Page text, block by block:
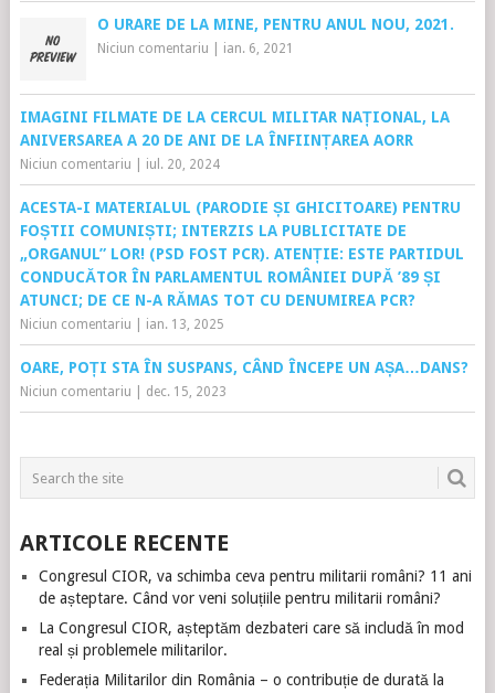
O URARE DE LA MINE, PENTRU ANUL NOU, 2021.
Niciun comentariu ian. 6, 2021
IMAGINI FILMATE DE LA CERCUL MILITAR NAȚIONAL, LA
ANIVERSAREA A 20 DE ANI DE LA ÎNFIINȚAREA AORR
Niciun comentariu iul. 20, 2024
ACESTA-I MATERIALUL (PARODIE ȘI GHICITOARE) PENTRU
FOȘTII COMUNIȘTI; INTERZIS LA PUBLICITATE DE
„ORGANUL” LOR! (PSD FOST PCR). ATENȚIE: ESTE PARTIDUL
CONDUCĂTOR ÎN PARLAMENTUL ROMÂNIEI DUPĂ ’89 ȘI
ATUNCI; DE CE N-A RĂMAS TOT CU DENUMIREA PCR?
Niciun comentariu ian. 13, 2025
OARE, POȚI STA ÎN SUSPANS, CÂND ÎNCEPE UN AȘA…DANS?
Niciun comentariu dec. 15, 2023
ARTICOLE RECENTE
Congresul CIOR, va schimba ceva pentru militarii români? 11 ani
de așteptare. Când vor veni soluțiile pentru militarii români?
La Congresul CIOR, așteptăm dezbateri care să includă în mod
real și problemele militarilor.
Federația Militarilor din România – o contribuție de durată la